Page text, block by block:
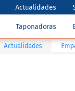
Actualidades
Taponadoras
Actualidades